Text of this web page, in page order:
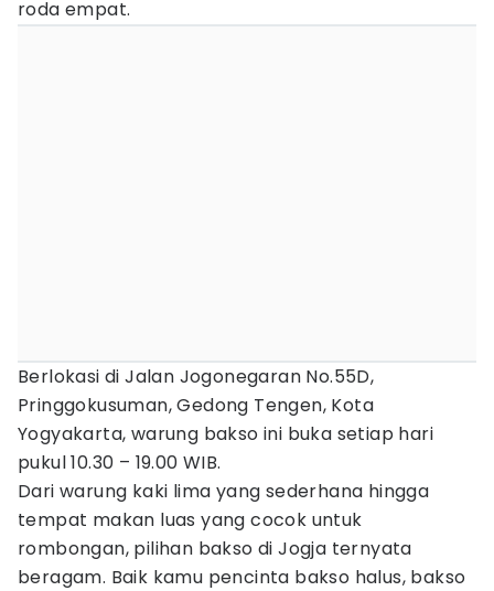
roda empat.
Berlokasi di Jalan Jogonegaran No.55D,
Pringgokusuman, Gedong Tengen, Kota
Yogyakarta, warung bakso ini buka setiap hari
pukul 10.30 – 19.00 WIB.
Dari warung kaki lima yang sederhana hingga
tempat makan luas yang cocok untuk
rombongan, pilihan bakso di Jogja ternyata
beragam. Baik kamu pencinta bakso halus, bakso